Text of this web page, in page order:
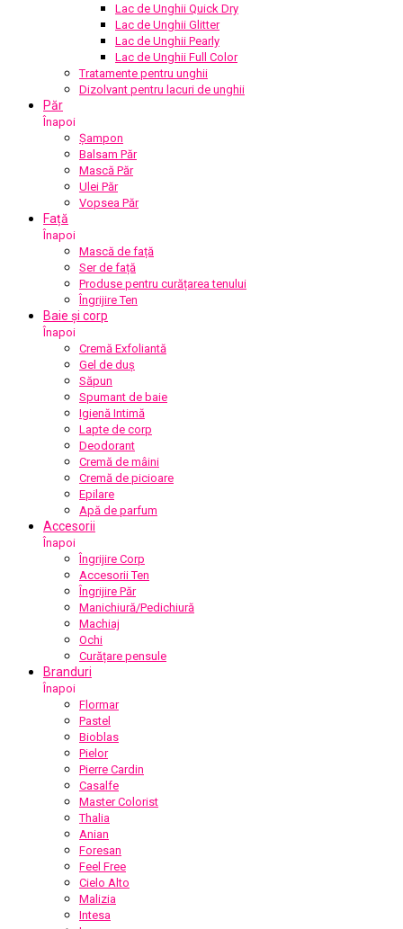
Lac de Unghii Quick Dry
Lac de Unghii Glitter
Lac de Unghii Pearly
Lac de Unghii Full Color
Tratamente pentru unghii
Dizolvant pentru lacuri de unghii
Păr
Înapoi
Șampon
Balsam Păr
Mască Păr
Ulei Păr
Vopsea Păr
Față
Înapoi
Mască de față
Ser de față
Produse pentru curățarea tenului
Îngrijire Ten
Baie și corp
Înapoi
Cremă Exfoliantă
Gel de duș
Săpun
Spumant de baie
Igienă Intimă
Lapte de corp
Deodorant
Cremă de mâini
Cremă de picioare
Epilare
Apă de parfum
Accesorii
Înapoi
Îngrijire Corp
Accesorii Ten
Îngrijire Păr
Manichiură/Pedichiură
Machiaj
Ochi
Curățare pensule
Branduri
Înapoi
Flormar
Pastel
Bioblas
Pielor
Pierre Cardin
Casalfe
Master Colorist
Thalia
Anian
Foresan
Feel Free
Cielo Alto
Malizia
Intesa